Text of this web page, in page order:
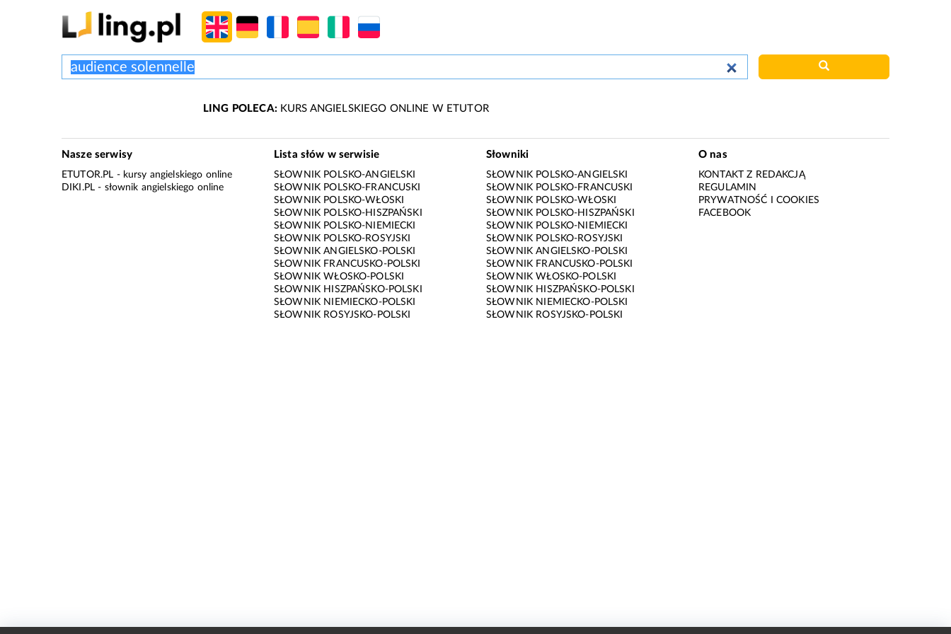
LING POLECA:KURS ANGIELSKIEGO ONLINE W ETUTOR
Nasze serwisy
ETUTOR.PL - kursy angielskiego online
DIKI.PL - słownik angielskiego online
Lista słów w serwisie
SŁOWNIK POLSKO-ANGIELSKI
SŁOWNIK POLSKO-FRANCUSKI
SŁOWNIK POLSKO-WŁOSKI
SŁOWNIK POLSKO-HISZPAŃSKI
SŁOWNIK POLSKO-NIEMIECKI
SŁOWNIK POLSKO-ROSYJSKI
SŁOWNIK ANGIELSKO-POLSKI
SŁOWNIK FRANCUSKO-POLSKI
SŁOWNIK WŁOSKO-POLSKI
SŁOWNIK HISZPAŃSKO-POLSKI
SŁOWNIK NIEMIECKO-POLSKI
SŁOWNIK ROSYJSKO-POLSKI
Słowniki
SŁOWNIK POLSKO-ANGIELSKI
SŁOWNIK POLSKO-FRANCUSKI
SŁOWNIK POLSKO-WŁOSKI
SŁOWNIK POLSKO-HISZPAŃSKI
SŁOWNIK POLSKO-NIEMIECKI
SŁOWNIK POLSKO-ROSYJSKI
SŁOWNIK ANGIELSKO-POLSKI
SŁOWNIK FRANCUSKO-POLSKI
SŁOWNIK WŁOSKO-POLSKI
SŁOWNIK HISZPAŃSKO-POLSKI
SŁOWNIK NIEMIECKO-POLSKI
SŁOWNIK ROSYJSKO-POLSKI
O nas
KONTAKT Z REDAKCJĄ
REGULAMIN
PRYWATNOŚĆ I COOKIES
FACEBOOK